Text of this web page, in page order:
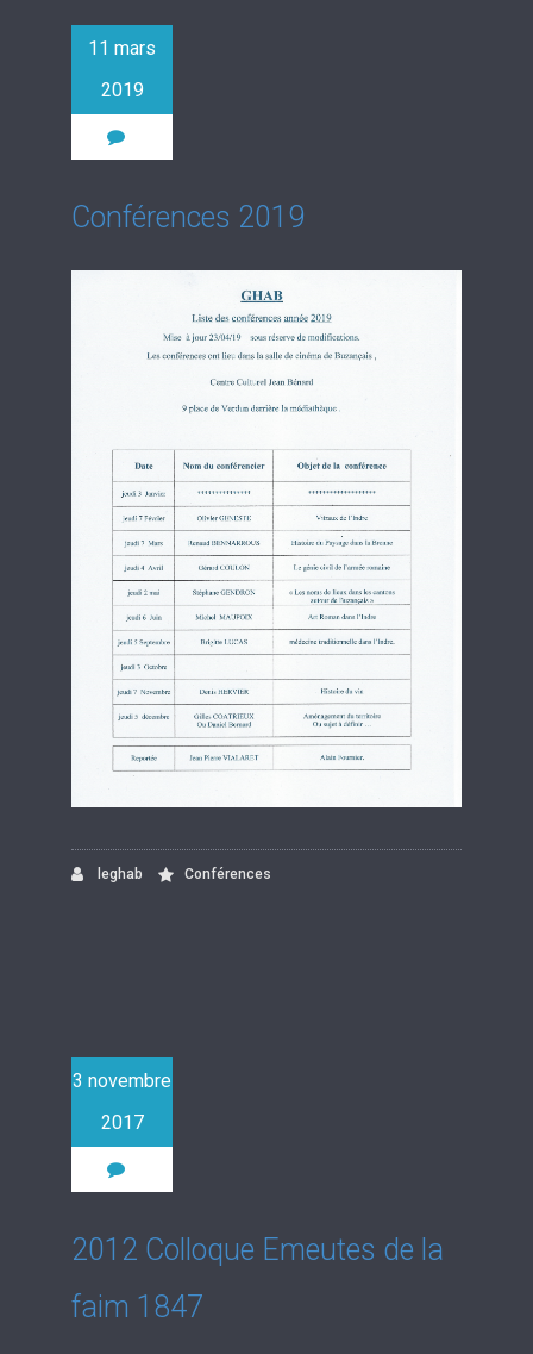
11 mars
2019
Conférences 2019
leghab Conférences
3 novembre
2017
2012 Colloque Emeutes de la
faim 1847